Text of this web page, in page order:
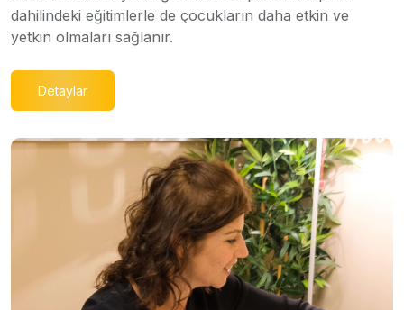
dahilindeki eğitimlerle de çocukların daha etkin ve
yetkin olmaları sağlanır.
Detaylar